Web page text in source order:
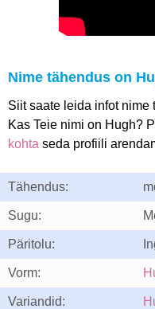
Nime tähendus on
Siit saate leida infot nime
Kas Teie nimi on Hugh?
kohta seda profiili
Tähendus:
Sugu:
Päritolu:
Vorm:
Variandid: